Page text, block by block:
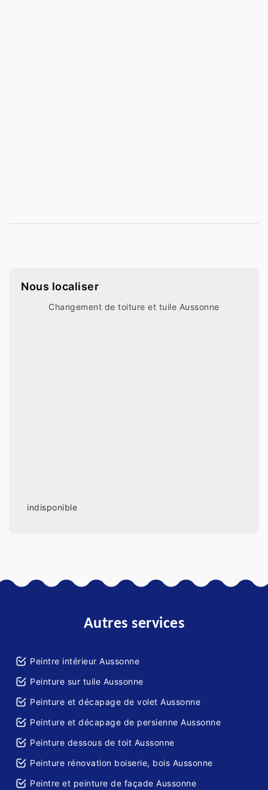
Nous localiser
Changement de toiture et tuile Aussonne
indisponible
Autres services
Peintre intérieur Aussonne
Peinture sur tuile Aussonne
Peinture et décapage de volet Aussonne
Peinture et décapage de persienne Aussonne
Peinture dessous de toit Aussonne
Peinture rénovation boiserie, bois Aussonne
Peintre et peinture de façade Aussonne